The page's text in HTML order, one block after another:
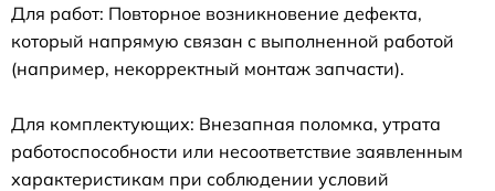
Для работ: Повторное возникновение дефекта,
который напрямую связан с выполненной работой
(например, некорректный монтаж запчасти).
Для комплектующих: Внезапная поломка, утрата
работоспособности или несоответствие заявленным
характеристикам при соблюдении условий